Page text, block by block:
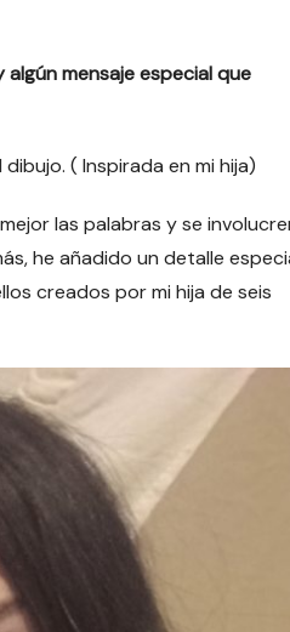
mensaje especial que
( Inspirada en mi hija)
las palabras y se
he añadido un detalle
creados por mi hija de seis